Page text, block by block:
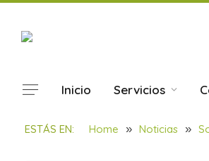
Inicio Servicios
ESTÁS EN: Home » Noticias »